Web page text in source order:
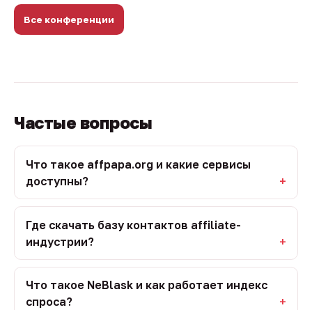
Все конференции
Частые вопросы
Что такое affpapa.org и какие сервисы
доступны?
Где скачать базу контактов affiliate-
индустрии?
Что такое NeBlask и как работает индекс
спроса?